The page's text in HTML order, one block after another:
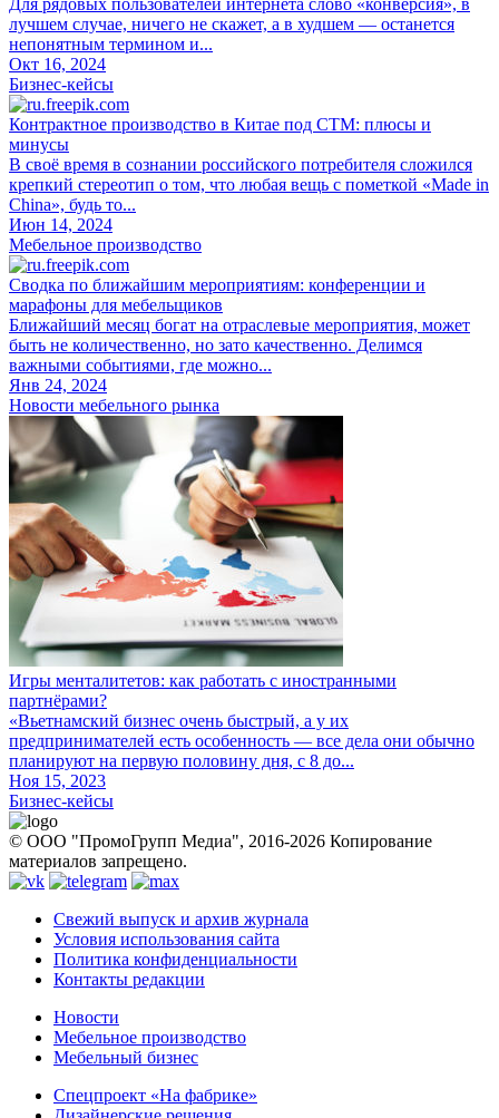
Для рядовых пользователей интернета слово «конверсия», в
лучшем случае, ничего не скажет, а в худшем — останется
непонятным термином и...
Окт 16, 2024
Бизнес-кейсы
Контрактное производство в Китае под СТМ: плюсы и
минусы
В своё время в сознании российского потребителя сложился
крепкий стереотип о том, что любая вещь с пометкой «Made in
China», будь то...
Июн 14, 2024
Мебельное производство
Сводка по ближайшим мероприятиям: конференции и
марафоны для мебельщиков
Ближайший месяц богат на отраслевые мероприятия, может
быть не количественно, но зато качественно. Делимся
важными событиями, где можно...
Янв 24, 2024
Новости мебельного рынка
Игры менталитетов: как работать с иностранными
партнёрами?
«Вьетнамский бизнес очень быстрый, а у их
предпринимателей есть особенность — все дела они обычно
планируют на первую половину дня, с 8 до...
Ноя 15, 2023
Бизнес-кейсы
© ООО "ПромоГрупп Медиа", 2016-2026 Копирование
материалов запрещено.
Свежий выпуск и архив журнала
Условия использования сайта
Политика конфиденциальности
Контакты редакции
Новости
Мебельное производство
Мебельный бизнес
Спецпроект «На фабрике»